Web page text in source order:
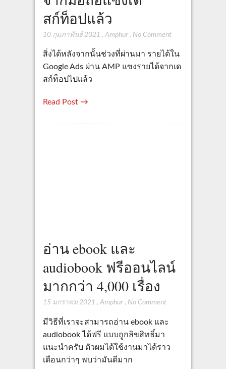
สก์ท็อปแล้ว
10 กุมภาพันธ์ 2021 , Amphur, No Comment
สิ่งได้หลังจากนั้นช่วงที่ผ่านมา รายได้ใน
Google Ads ผ่าน AMP แซงรายได้จากเด
สก์ท็อปไปแล้ว
Read Post →
อ่าน ebook และ
audiobook ฟรีออนไลน์
มากกว่า 4,000 เรื่อง
15 มกราคม 2021 , Amphur, No Comment
มีวิธีที่เราจะสามารถอ่าน ebook และ
audiobook ได้ฟรี แบบถูกลิขสิทธิ์มา
แนะนำครับ ตัวผมได้ใช้งานมาได้ราว
เดือนกว่าๆ พบว่ามันดีมาก